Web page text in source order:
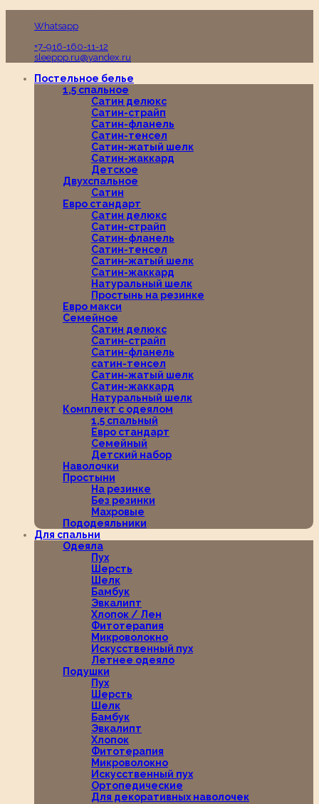
Whatsapp
+7-916-160-11-12
sleeppp.ru@yandex.ru
Постельное белье
1,5 спальное
Сатин делюкс
Сатин-страйп
Сатин-фланель
Сатин-тенсел
Сатин-жатый шелк
Сатин-жаккард
Детское
Двухспальное
Сатин
Евро стандарт
Сатин делюкс
Сатин-страйп
Сатин-фланель
Сатин-тенсел
Сатин-жатый шелк
Сатин-жаккард
Натуральный шелк
Простынь на резинке
Евро макси
Семейное
Сатин делюкс
Сатин-страйп
Сатин-фланель
сатин-тенсел
Сатин-жатый шелк
Сатин-жаккард
Натуральный шелк
Комплект с одеялом
1,5 спальный
Евро стандарт
Семейный
Детский набор
Наволочки
Простыни
На резинке
Без резинки
Махровые
Пододеяльники
Для спальни
Одеяла
Пух
Шерсть
Шелк
Бамбук
Эвкалипт
Хлопок / Лен
Фитотерапия
Микроволокно
Искусственный пух
Летнее одеяло
Подушки
Пух
Шерсть
Шелк
Бамбук
Эвкалипт
Хлопок
Фитотерапия
Микроволокно
Искусственный пух
Ортопедические
Для декоративных наволочек